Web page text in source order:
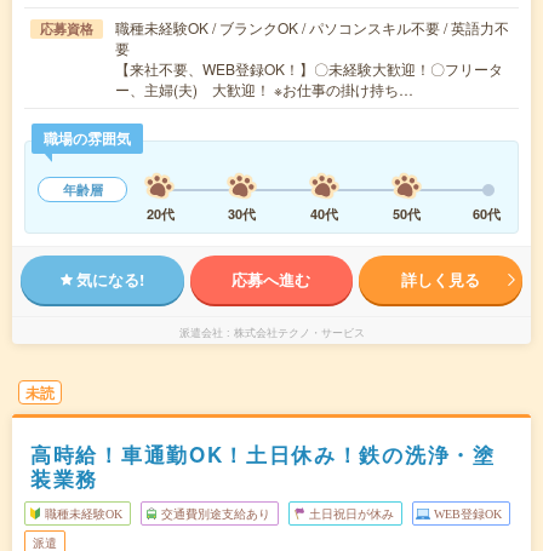
応募資格
職種未経験OK / ブランクOK / パソコンスキル不要 / 英語力不
要
【来社不要、WEB登録OK！】〇未経験大歓迎！〇フリータ
ー、主婦(夫) 大歓迎！ ※お仕事の掛け持ち…
職場の雰囲気
年齢層
20代
30代 40代 50代 60代
気になる! 応募へ進む 詳しく見る
派遣会社 株式会社テクノ・サービス
未読
高時給！車通勤OK！土日休み！鉄の洗浄・塗
装業務
職種未経験OK 交通費別途支給あり 土日祝日が休み WEB登録OK
派遣